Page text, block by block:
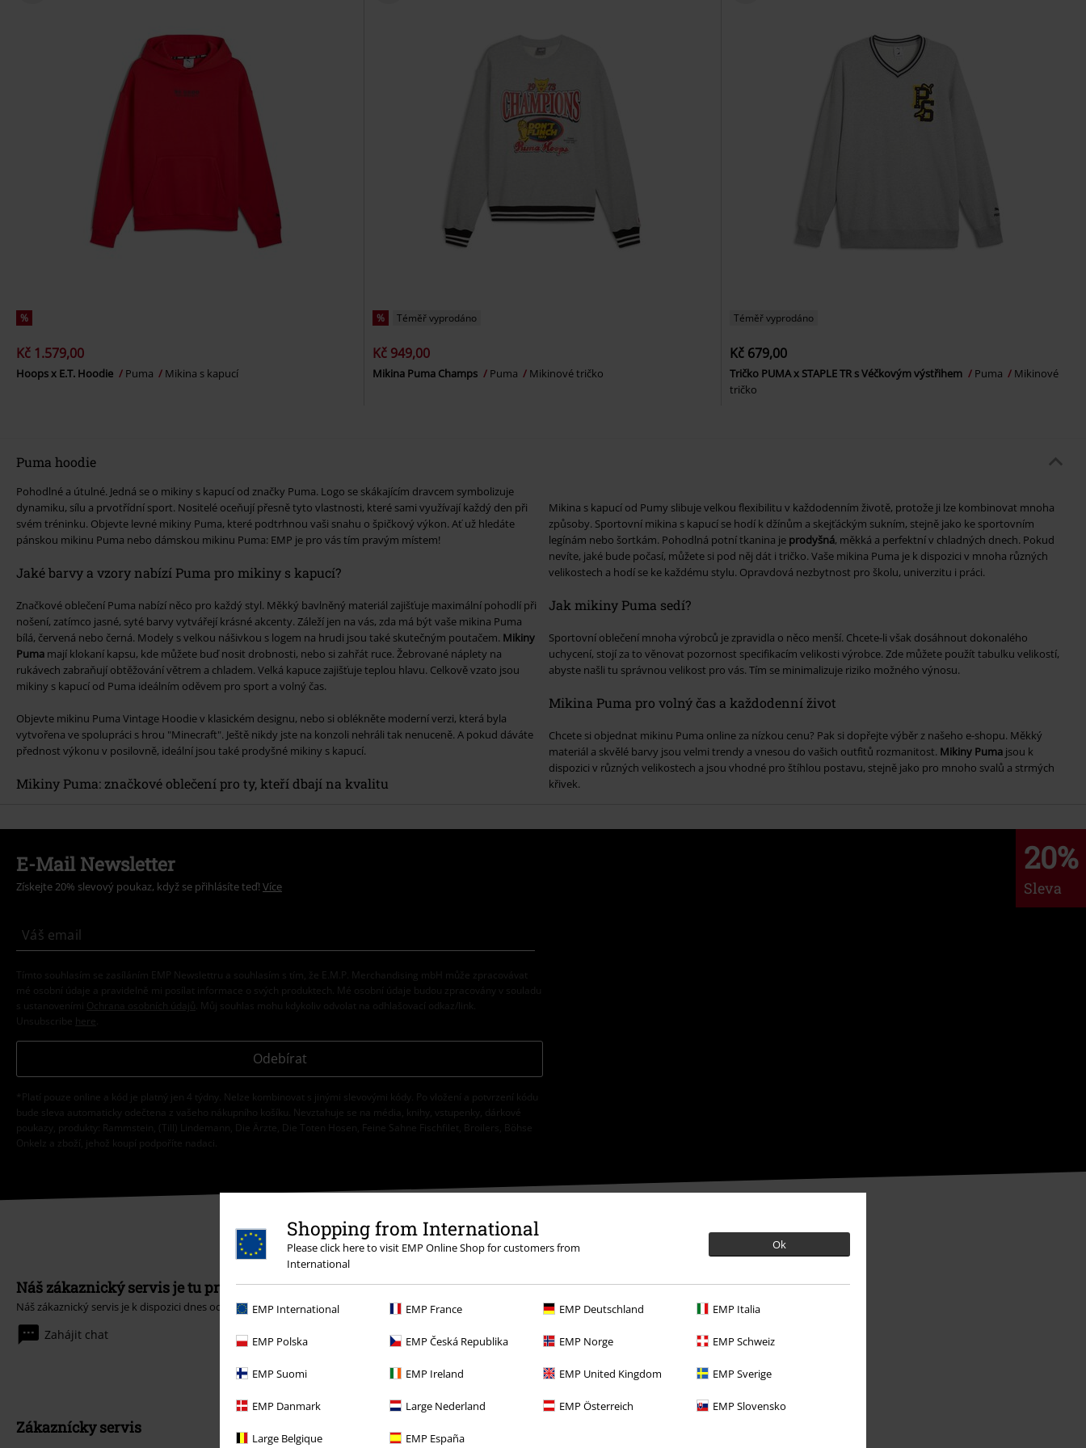
Shopping from International
Please click here to visit EMP Online Shop for customers from
International
Ok
EMP International EMP France EMP Deutschland EMP Italia
EMP Polska EMP Česká Republika EMP Norge EMP Schweiz
EMP Suomi EMP Ireland EMP United Kingdom EMP Sverige
EMP Danmark Large Nederland EMP Österreich EMP Slovensko
Large Belgique EMP España
%
Kč 1.579,00
Hoops x E.T. Hoodie Puma Mikina s kapucí
% Téměř vyprodáno
Kč 949,00
Mikina Puma Champs Puma Mikinové tričko
Téměř vyprodáno
Kč 679,00
Tričko PUMA x STAPLE TR s Véčkovým výstřihem Puma
Mikinové
tričko
Puma hoodie
Pohodlné a útulné. Jedná se o mikiny s kapucí od značky Puma. Logo se skákajícím dravcem symbolizuje
dynamiku, sílu a prvotřídní sport. Nositelé oceňují přesně tyto vlastnosti, které sami využívají každý den při
svém tréninku. Objevte levné mikiny Puma, které podtrhnou vaši snahu o špičkový výkon. Ať už hledáte
pánskou mikinu Puma nebo dámskou mikinu Puma: EMP je pro vás tím pravým místem!
Jaké barvy a vzory nabízí Puma pro mikiny s kapucí?
Značkové oblečení Puma nabízí něco pro každý styl. Měkký bavlněný materiál zajišťuje maximální pohodlí při
nošení, zatímco jasné, syté barvy vytvářejí krásné akcenty. Záleží jen na vás, zda má být vaše mikina Puma
bílá, červená nebo černá. Modely s velkou nášivkou s logem na hrudi jsou také skutečným poutačem. Mikiny
Puma mají klokaní kapsu, kde můžete buď nosit drobnosti, nebo si zahřát ruce. Žebrované náplety na
rukávech zabraňují obtěžování větrem a chladem. Velká kapuce zajišťuje teplou hlavu. Celkově vzato jsou
mikiny s kapucí od Puma ideálním oděvem pro sport a volný čas.
Objevte mikinu Puma Vintage Hoodie v klasickém designu, nebo si oblékněte moderní verzi, která byla
vytvořena ve spolupráci s hrou "Minecraft". Ještě nikdy jste na konzoli nehráli tak nenuceně. A pokud dáváte
přednost výkonu v posilovně, ideální jsou také prodyšné mikiny s kapucí.
Mikiny Puma: značkové oblečení pro ty, kteří dbají na kvalitu
Mikina s kapucí od Pumy slibuje velkou flexibilitu v každodenním životě, protože ji lze kombinovat mnoha
způsoby. Sportovní mikina s kapucí se hodí k džínům a skejťáckým sukním, stejně jako ke sportovním
legínám nebo šortkám. Pohodlná potní tkanina je prodyšná, měkká a perfektní v chladných dnech. Pokud
nevíte, jaké bude počasí, můžete si pod něj dát i tričko. Vaše mikina Puma je k dispozici v mnoha různých
velikostech a hodí se ke každému stylu. Opravdová nezbytnost pro školu, univerzitu i práci.
Jak mikiny Puma sedí?
Sportovní oblečení mnoha výrobců je zpravidla o něco menší. Chcete-li však dosáhnout dokonalého
uchycení, stojí za to věnovat pozornost specifikacím velikosti výrobce. Zde můžete použít tabulku velikostí,
abyste našli tu správnou velikost pro vás. Tím se minimalizuje riziko možného výnosu.
Mikina Puma pro volný čas a každodenní život
Chcete si objednat mikinu Puma online za nízkou cenu? Pak si dopřejte výběr z našeho e-shopu. Měkký
materiál a skvělé barvy jsou velmi trendy a vnesou do vašich outfitů rozmanitost. Mikiny Pumajsou k
dispozici v různých velikostech a jsou vhodné pro štíhlou postavu, stejně jako pro mnoho svalů a strmých
křivek.
20%
Sleva
E-Mail Newsletter
Získejte 20% slevový poukaz, když se přihlásíte teď! Více
Tímto souhlasím se zasíláním EMP Newslettru a souhlasím s tím, že E.M.P. Merchandising mbH může zpracovávat
mé osobní údaje a pravidelně mi posílat informace o svých produktech. Mé osobní údaje budou zpracovány v souladu
s ustanoveními
Ochrana osobních údajů . Můj souhlas mohu kdykoliv odvolat na odhlašovací odkaz/link.
Unsubscribe here
Odebírat
*Platí pouze online a kód je platný jen 4 týdny. Nelze kombinovat s jinými slevovými kódy. Po vložení a potvrzení kódu
bude sleva automaticky odečtena z vašeho nákupního košíku. Nevztahuje se na média, knihy, vstupenky, dárkové
poukazy, produkty: Rammstein, (Till) Lindemann, Die Ärzte, Die Toten Hosen, Feine Sahne Fischfilet, Broilers, Böhse
Onkelz a zboží, jehož koupí podpoříte nadaci.
Náš zákaznický servis je tu pro vás
Náš zákaznický servis je k dispozici dnes od 09:00 hod do 17:00 hod. Dozvědět se více
Zahájit chat
Zákaznícky servis Nabídky pro vás